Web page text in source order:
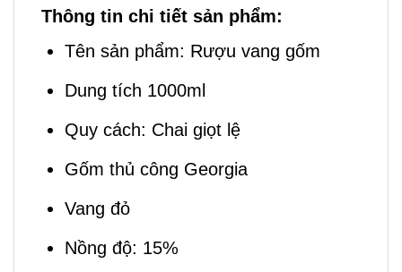
Thông tin chi tiết sản phẩm:
Tên sản phẩm: Rượu vang gốm
Dung tích 1000ml
Quy cách: Chai giọt lệ
Gốm thủ công Georgia
Vang đỏ
Nồng độ: 15%